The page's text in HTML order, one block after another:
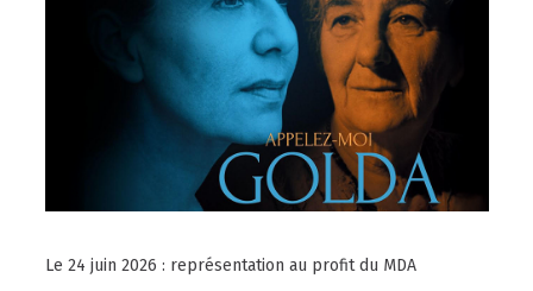
Le 24 juin 2026 : représentation au profit du MDA